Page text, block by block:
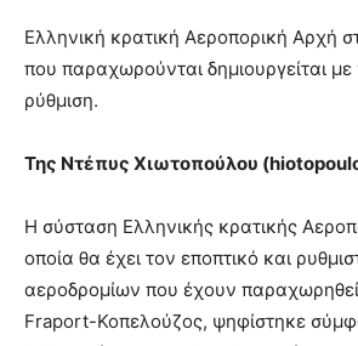
Ελληνική κρατική Αεροπορική Αρχή
που παραχωρούνται δημιουργείται με
ρύθμιση.
Της Ντέπυς Χιωτοπούλου (
Η σύσταση Ελληνικής κρατικής
οποία θα έχει τον εποπτικό και
αεροδρομίων που έχουν
Fraport-Κοπελούζος, ψηφίστηκε